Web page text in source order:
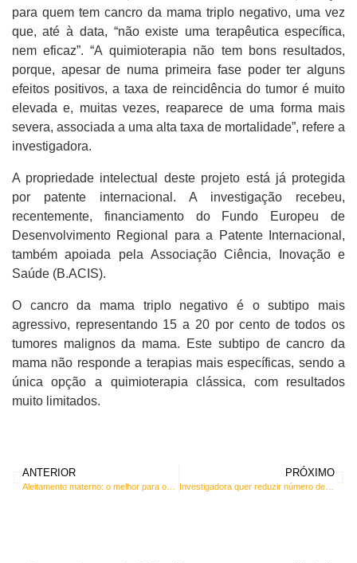
para quem tem cancro da mama triplo negativo, uma vez
que, até à data, “não existe uma terapêutica específica,
nem eficaz”. “A quimioterapia não tem bons resultados,
porque, apesar de numa primeira fase poder ter alguns
efeitos positivos, a taxa de reincidência do tumor é muito
elevada e, muitas vezes, reaparece de uma forma mais
severa, associada a uma alta taxa de mortalidade”, refere a
investigadora.
A propriedade intelectual deste projeto está já protegida
por patente internacional. A investigação recebeu,
recentemente, financiamento do Fundo Europeu de
Desenvolvimento Regional para a Patente Internacional,
também apoiada pela Associação Ciência, Inovação e
Saúde (B.ACIS).
O cancro da mama triplo negativo é o subtipo mais
agressivo, representando 15 a 20 por cento de todos os
tumores malignos da mama. Este subtipo de cancro da
mama não responde a terapias mais específicas, sendo a
única opção a quimioterapia clássica, com resultados
muito limitados.
ANTERIOR
Aleitamento materno: o melhor para os bebés
PRÓXIMO
Investigadora quer reduzir número de mortes por malária